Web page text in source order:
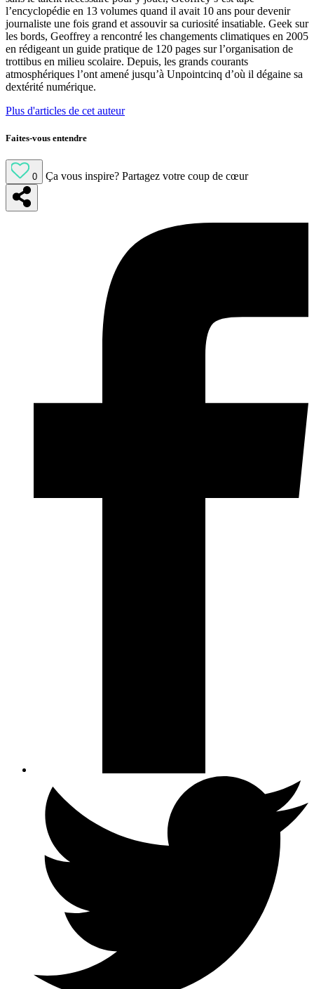
l’encyclopédie en 13 volumes quand il avait 10 ans pour devenir
journaliste une fois grand et assouvir sa curiosité insatiable. Geek sur
les bords, Geoffrey a rencontré les changements climatiques en 2005
en rédigeant un guide pratique de 120 pages sur l’organisation de
trottibus en milieu scolaire. Depuis, les grands courants
atmosphériques l’ont amené jusqu’à Unpointcinq d’où il dégaine sa
dextérité numérique.
Plus d'articles de cet auteur
Faites-vous entendre
0 Ça vous inspire? Partagez votre coup de cœur